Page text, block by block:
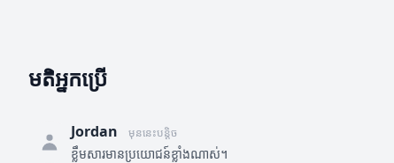
មតិអ្នកប្រើ
Jordan មុននេះបន្តិច
ខ្លឹមសារមានប្រយោជន៍ខ្លាំងណាស់។